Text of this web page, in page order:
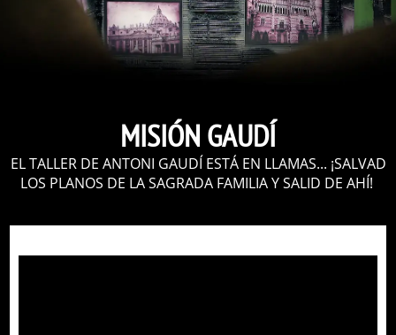
MISIÓN GAUDÍ
EL TALLER DE ANTONI GAUDÍ ESTÁ EN LLAMAS... ¡SALVAD
LOS PLANOS DE LA SAGRADA FAMILIA Y SALID DE AHÍ!